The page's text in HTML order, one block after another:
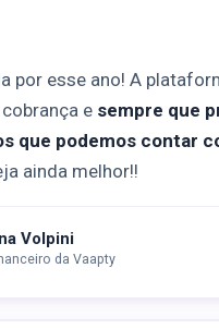
por esse ano! A
e sempre que
que podemos contar
ainda melhor!!
Volpini
da Vaapty